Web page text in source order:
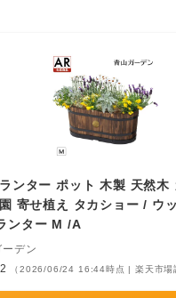
ンター ポット 木製 天然木
寄せ植え タカショー / ウ
ンター M /A
デン
（2026/06/24 16:44時点 | 楽天市場